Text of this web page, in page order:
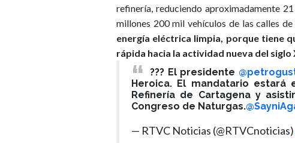
refinería, reduciendo aproximadamente
millones 200 mil vehículos de las calles
energía eléctrica limpia, porque tiene
rápida hacia la actividad nueva del siglo
??? El presidente
Heroica. El mandatario
Refinería de Cartagena y
Congreso de Naturgas.
— RTVC Noticias (@RTVCnoticias)